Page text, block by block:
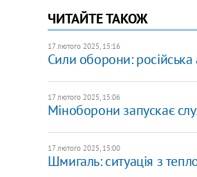
ЧИТАЙТЕ ТАКОЖ
17 лютого 2025, 15:16
Сили оборони: російська
17 лютого 2025, 15:06
Міноборони запускає
17 лютого 2025, 15:00
Шмигаль: ситуація з